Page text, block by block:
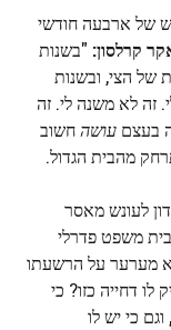
עד ה-1 ביולי לעונש של ארבעה חודשי
קרלסון: "בשנות
של הצי, ובשנות
זה לא משנה לי. זה
בעצם עושהחשוב
מהבית הגדול.
לעונש מאסר
משפט פדרלי
מערער על הרשעתו
דחייה כזו? כי
וגם כי יש לו